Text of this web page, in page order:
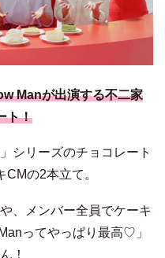
Manが出演する不二家
ト！
シリーズのチョコレート
の2本立て。
、メンバー全員でケーキ
ってやっぱり最高♡」
！